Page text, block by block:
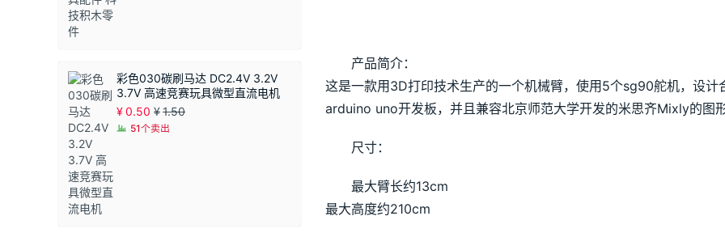
产品简介：
这是一款用3D打印技术生产的一个机械臂，使用5个sg90舵机，设
arduino uno开发板，并且兼容北京师范大学开发的米思齐Mixly的图
尺寸：
最大臂长约13cm
最大高度约210cm
彩色030碳刷马达 DC2.4V 3.2V
3.7V 高速竞赛玩具微型直流电机
¥0.50 ¥1.50
51个卖出